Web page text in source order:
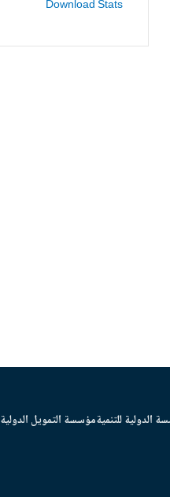
Download Stats
الدولية للتنميةمؤسسة التمويل الدولية